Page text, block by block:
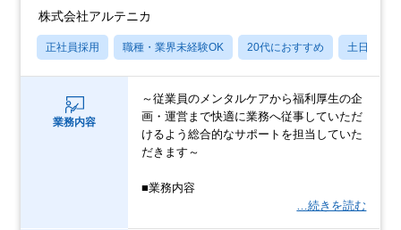
株式会社アルテニカ
正社員採用 職種・業界未経験OK 20代におすすめ 土日祝休み
業務内容
～従業員のメンタルケアから福利厚生の企
画・運営まで快適に業務へ従事していただ
けるよう総合的なサポートを担当していた
だきます～
■業務内容
…続きを読む